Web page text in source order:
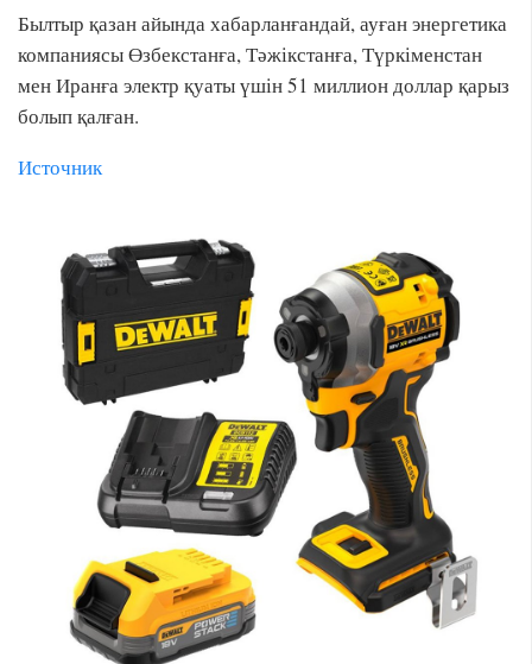
Былтыр қазан айында хабарланғандай, ауған энергетика
компаниясы Өзбекстанға, Тәжікстанға, Түркіменстан
мен Иранға электр қуаты үшін 51 миллион доллар қарыз
болып қалған.
Источник